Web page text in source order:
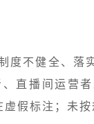
度不健全、落
直播间运营
假标注；未